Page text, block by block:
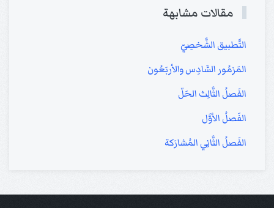
مقالات مشابهة
التَّطبيق الشَّخصِيّ
المَزمُور السَّادِس والأربَعُون
الفَصلُ الثَّالِث الحَلّ
الفَصلُ الأوَّل
الفَصلُ الثَّانِي المُشارَكة